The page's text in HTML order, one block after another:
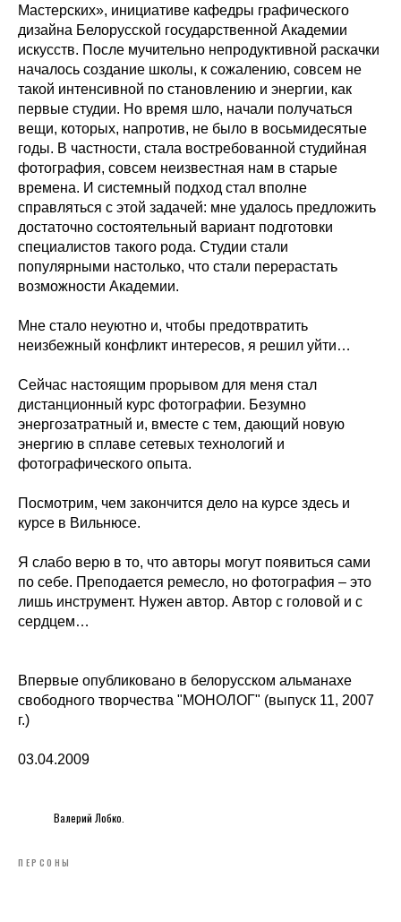
Мастерских», инициативе кафедры графического
дизайна Белорусской государственной Академии
искусств. После мучительно непродуктивной раскачки
началось создание школы, к сожалению, совсем не
такой интенсивной по становлению и энергии, как
первые студии. Но время шло, начали получаться
вещи, которых, напротив, не было в восьмидесятые
годы. В частности, стала востребованной студийная
фотография, совсем неизвестная нам в старые
времена. И системный подход стал вполне
справляться с этой задачей: мне удалось предложить
достаточно состоятельный вариант подготовки
специалистов такого рода. Студии стали
популярными настолько, что стали перерастать
возможности Академии.
Мне стало неуютно и, чтобы предотвратить
неизбежный конфликт интересов, я решил уйти…
Сейчас настоящим прорывом для меня стал
дистанционный курс фотографии. Безумно
энергозатратный и, вместе с тем, дающий новую
энергию в сплаве сетевых технологий и
фотографического опыта.
Посмотрим, чем закончится дело на курсе здесь и
курсе в Вильнюсе.
Я слабо верю в то, что авторы могут появиться сами
по себе. Преподается ремесло, но фотография – это
лишь инструмент. Нужен автор. Автор с головой и с
сердцем…
Впервые опубликовано в белорусском альманахе
свободного творчества "МОНОЛОГ" (выпуск 11, 2007
г.)
03.04.2009
Валерий Лобко.
ПЕРСОНЫ